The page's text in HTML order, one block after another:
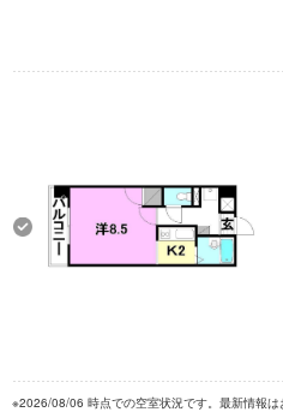
※2026/08/06 時点での空室状況です。最新情報は